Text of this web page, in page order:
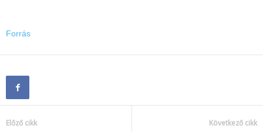
Forrás
Előző cikk Következő cikk